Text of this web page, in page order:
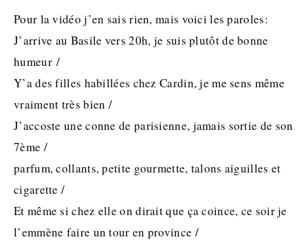
Pour la vidéo j’en sais rien, mais voici les paroles:
J’arrive au Basile vers 20h, je suis plutôt de bonne
humeur /
Y’a des filles habillées chez Cardin, je me sens même
vraiment très bien /
J’accoste une conne de parisienne, jamais sortie de son
7ème /
parfum, collants, petite gourmette, talons aiguilles et
cigarette /
Et même si chez elle on dirait que ça coince, ce soir je
l’emmène faire un tour en province /